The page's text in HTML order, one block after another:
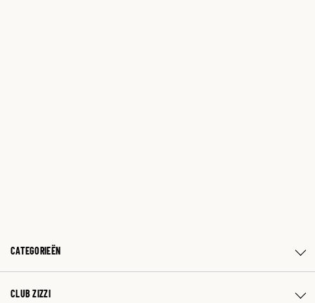
CATEGORIEËN
CLUB ZIZZI